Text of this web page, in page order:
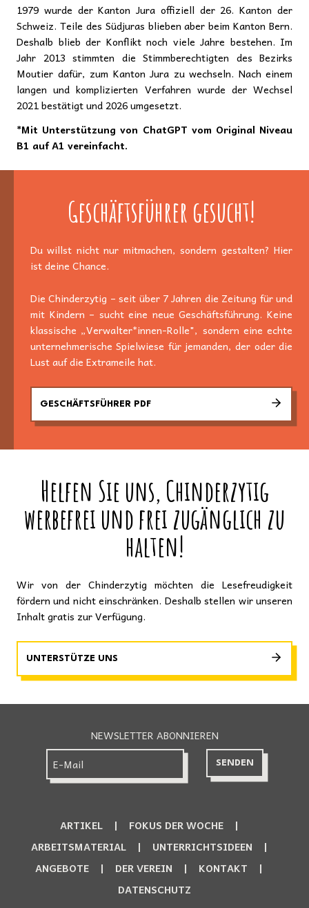
1979 wurde der Kanton Jura offiziell der 26. Kanton der
Schweiz. Teile des Südjuras blieben aber beim Kanton Bern.
Deshalb blieb der Konflikt noch viele Jahre bestehen. Im
Jahr 2013 stimmten die Stimmberechtigten des Bezirks
Moutier dafür, zum Kanton Jura zu wechseln. Nach einem
langen und komplizierten Verfahren wurde der Wechsel
2021 bestätigt und 2026 umgesetzt.
*Mit Unterstützung von ChatGPT vom Original Niveau
B1 auf A1 vereinfacht.
Geschäftsführer gesucht!
Du willst nicht nur mitmachen, sondern gestalten? Hier
ist deine Chance.
Die Chinderzytig – seit über 7 Jahren die Zeitung für und
mit Kindern – sucht eine neue Geschäftsführung. Keine
klassische „Verwalter*innen-Rolle", sondern eine echte
unternehmerische Spielwiese für jemanden, der oder die
Lust auf die Extrameile hat.
GESCHÄFTSFÜHRER PDF
Helfen Sie uns, Chinderzytig
werbefrei und frei zugänglich zu
halten!
Wir von der Chinderzytig möchten die Lesefreudigkeit
fördern und nicht einschränken. Deshalb stellen wir unseren
Inhalt gratis zur Verfügung.
UNTERSTÜTZE UNS
NEWSLETTER ABONNIEREN
ARTIKEL
FOKUS DER WOCHE
ARBEITSMATERIAL
UNTERRICHTSIDEEN
ANGEBOTE
DER VEREIN
KONTAKT
DATENSCHUTZ